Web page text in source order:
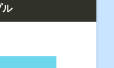
ル